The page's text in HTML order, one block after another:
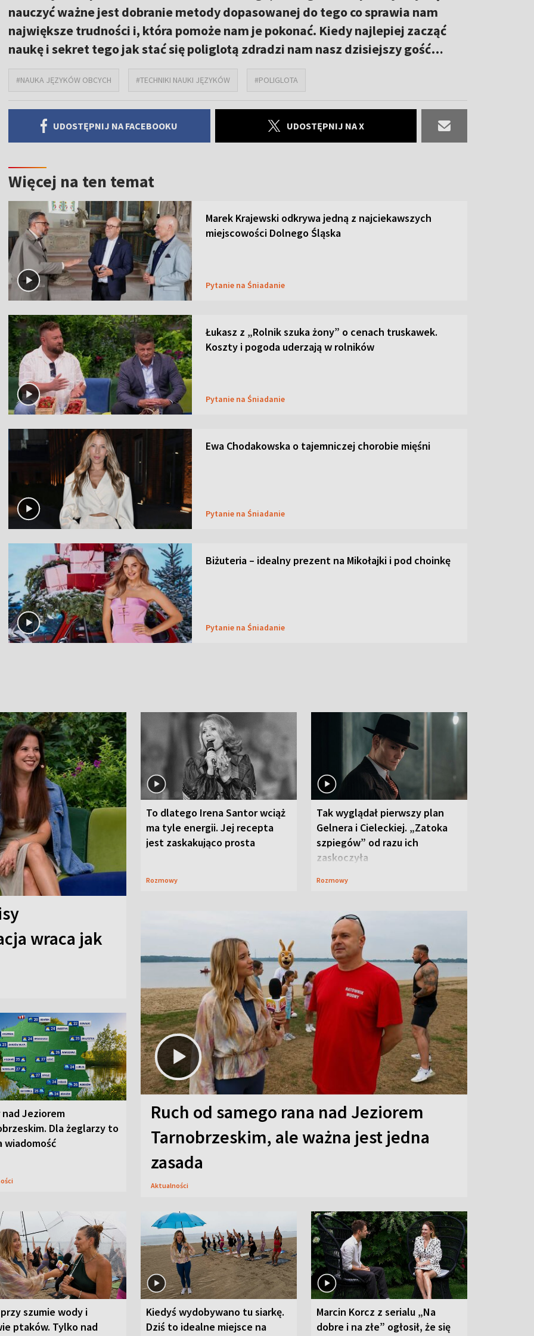
nauczyć ważne jest dobranie metody dopasowanej do tego co sprawia nam
największe trudności i, która pomoże nam je pokonać. Kiedy najlepiej zacząć
naukę i sekret tego jak stać się poliglotą zdradzi nam nasz dzisiejszy gość…
#NAUKA JĘZYKÓW OBCYCH #TECHNIKI NAUKI JĘZYKÓW #POLIGLOTA
UDOSTĘPNIJ NA FACEBOOKU UDOSTĘPNIJ NA X
Więcej na ten temat
Marek Krajewski odkrywa jedną z najciekawszych
miejscowości Dolnego Śląska
Pytanie na Śniadanie
Łukasz z „Rolnik szuka żony” o cenach truskawek.
Koszty i pogoda uderzają w rolników
Pytanie na Śniadanie
Ewa Chodakowska o tajemniczej chorobie mięśni
Pytanie na Śniadanie
Biżuteria – idealny prezent na Mikołajki i pod choinkę
Pytanie na Śniadanie
wraca jak
To dlatego Irena Santor wciąż
ma tyle energii. Jej recepta
jest zaskakująco prosta
Rozmowy
Tak wyglądał pierwszy plan
Gelnera i Cieleckiej. „Zatoka
szpiegów” od razu ich
zaskoczyła
Rozmowy
Jeziorem
Dla żeglarzy to
wiadomość
Ruch od samego rana nad Jeziorem
Tarnobrzeskim, ale ważna jest jedna
zasada
Aktualności
szumie wody i
ptaków. Tylko nad
Kiedyś wydobywano tu siarkę.
Dziś to idealne miejsce na
Marcin Korcz z serialu „Na
dobre i na złe” ogłosił, że się